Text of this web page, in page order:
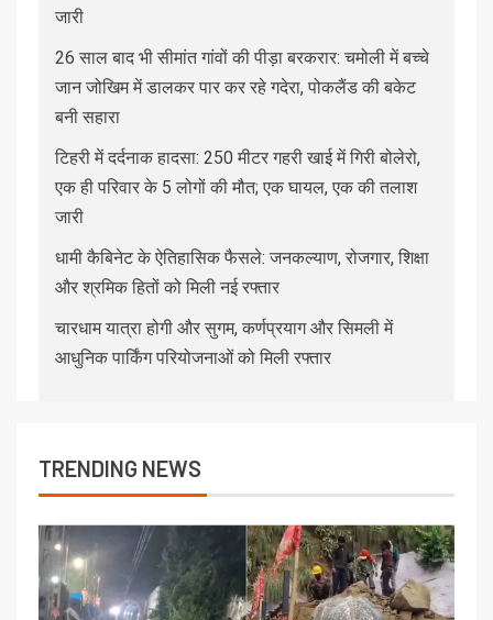
जारी
26 साल बाद भी सीमांत गांवों की पीड़ा बरकरार: चमोली में बच्चे
जान जोखिम में डालकर पार कर रहे गदेरा, पोकलैंड की बकेट
बनी सहारा
टिहरी में दर्दनाक हादसा: 250 मीटर गहरी खाई में गिरी बोलेरो,
एक ही परिवार के 5 लोगों की मौत; एक घायल, एक की तलाश
जारी
धामी कैबिनेट के ऐतिहासिक फैसले: जनकल्याण, रोजगार, शिक्षा
और श्रमिक हितों को मिली नई रफ्तार
चारधाम यात्रा होगी और सुगम, कर्णप्रयाग और सिमली में
आधुनिक पार्किंग परियोजनाओं को मिली रफ्तार
TRENDING NEWS